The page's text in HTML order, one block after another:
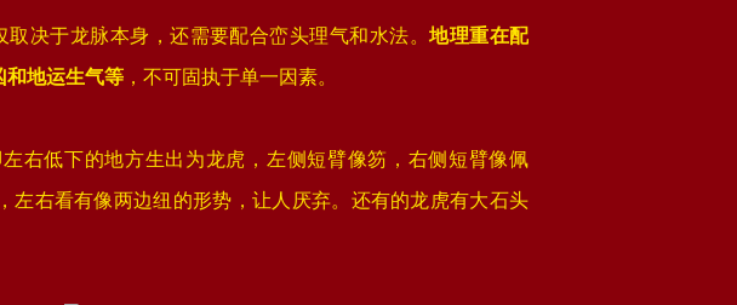
取决于龙脉本身，还需要配合峦头理气和水法。地理重在配
和地运生气等 ，不可固执于单一因素‌。
右低下的地方生出为龙虎，左侧短臂像笏，右侧短臂像佩
左右看有像两边纽的形势，让人厌弃。还有的龙虎有大石头